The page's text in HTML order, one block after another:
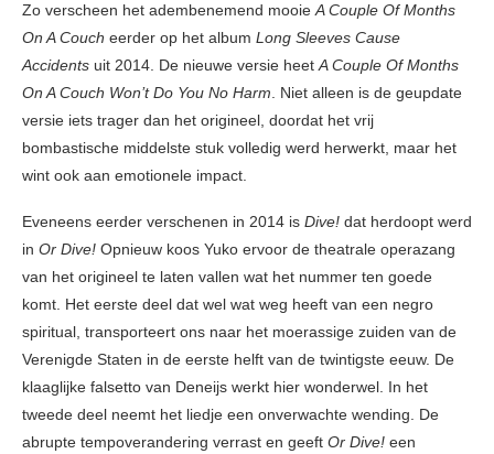
Zo verscheen het adembenemend mooieA Couple Of Months
On A Couch eerder op het album Long Sleeves Cause
Accidents uit 2014. De nieuwe versie heetA Couple Of Months
On A Couch Won’t Do You No Harm. Niet alleen is de geupdate
versie iets trager dan het origineel, doordat het vrij
bombastische middelste stuk volledig werd herwerkt, maar het
wint ook aan emotionele impact.
Eveneens eerder verschenen in 2014 is Dive! dat herdoopt werd
in Or Dive! Opnieuw koos Yuko ervoor de theatrale operazang
van het origineel te laten vallen wat het nummer ten goede
komt. Het eerste deel dat wel wat weg heeft van een negro
spiritual, transporteert ons naar het moerassige zuiden van de
Verenigde Staten in de eerste helft van de twintigste eeuw. De
klaaglijke falsetto van Deneijs werkt hier wonderwel. In het
tweede deel neemt het liedje een onverwachte wending. De
abrupte tempoverandering verrast en geeft Or Dive! een